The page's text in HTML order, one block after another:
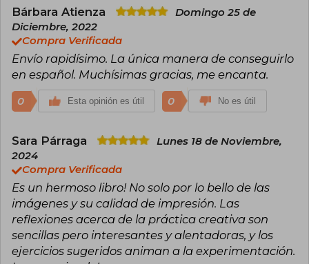
Bárbara Atienza
Domingo 25 de
Diciembre, 2022
Compra Verificada
Envío rapidísimo. La única manera de conseguirlo
en español. Muchísimas gracias, me encanta.
0 Esta opinión es útil 0 No es útil
Sara Párraga
Lunes 18 de Noviembre,
2024
Compra Verificada
Es un hermoso libro! No solo por lo bello de las
imágenes y su calidad de impresión. Las
reflexiones acerca de la práctica creativa son
sencillas pero interesantes y alentadoras, y los
ejercicios sugeridos animan a la experimentación.